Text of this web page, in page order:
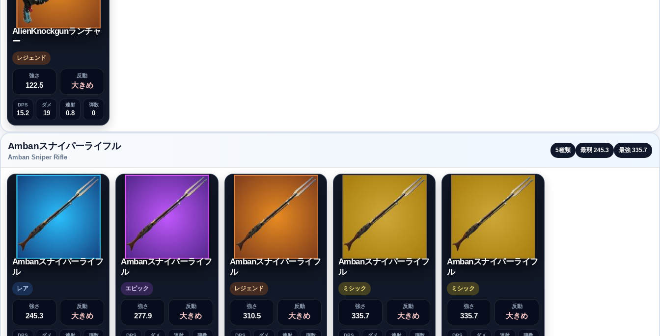
AlienKnockgunランチャ
ー
レジェンド
強さ
122.5
反動
大きめ
DPS
15.2
ダメ
19
連射
0.8
弾数
0
Ambanスナイパーライフル
Amban Sniper Rifle
5種類 最弱 245.3 最強 335.7
Ambanスナイパーライフ
ル
レア
強さ
245.3
反動
大きめ
Ambanスナイパーライフ
ル
エピック
強さ
277.9
反動
大きめ
Ambanスナイパーライフ
ル
レジェンド
強さ
310.5
反動
大きめ
Ambanスナイパーライフ
ル
ミシック
強さ
335.7
反動
大きめ
Ambanスナイパーライフ
ル
ミシック
強さ
335.7
反動
大きめ